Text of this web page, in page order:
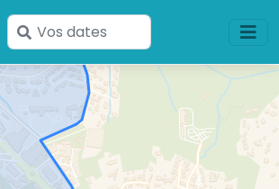
Saisissez
vos
dates